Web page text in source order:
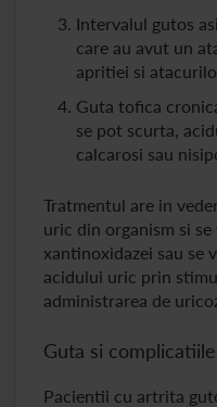
Intervalul gutos
care au avut un
apritiei si
Guta tofica
se pot scurta,
calcarosi sau
Tratmentul are in
uric din organism si
xantinoxidazei sau se
acidului uric prin
administrarea de
Guta si
Pacientii cu artrita